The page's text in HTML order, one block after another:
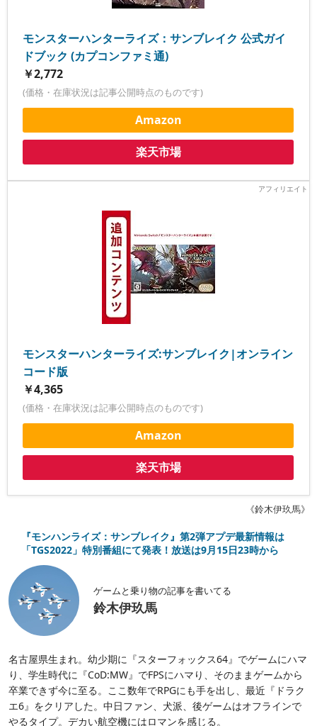
モンスターハンターライズ：サンブレイク 公式ガイ
ドブック (カプコンファミ通)
￥2,772
(価格・在庫状況は記事公開時点のものです)
Amazon
楽天市場
モンスターハンターライズ:サンブレイク|オンライン
コード版
￥4,365
(価格・在庫状況は記事公開時点のものです)
Amazon
楽天市場
《鈴木伊玖馬》
『モンハンライズ：サンブレイク』第2弾アプデ最新情報は
「TGS2022」特別番組にて発表！放送は9月15日23時から
ゲームと乗り物の記事を書いてる
鈴木伊玖馬
名古屋県生まれ。幼少期に『スターフォックス64』でゲームにハマ
り、学生時代に『CoD:MW』でFPSにハマり、そのままゲームから
卒業できず今に至る。ここ数年でRPGにも手を出し、最近『ドラク
エ6』をクリアした。中日ファン、犬派、後ゲームはオフラインで
やるタイプ。デカい航空機にはロマンを感じる。